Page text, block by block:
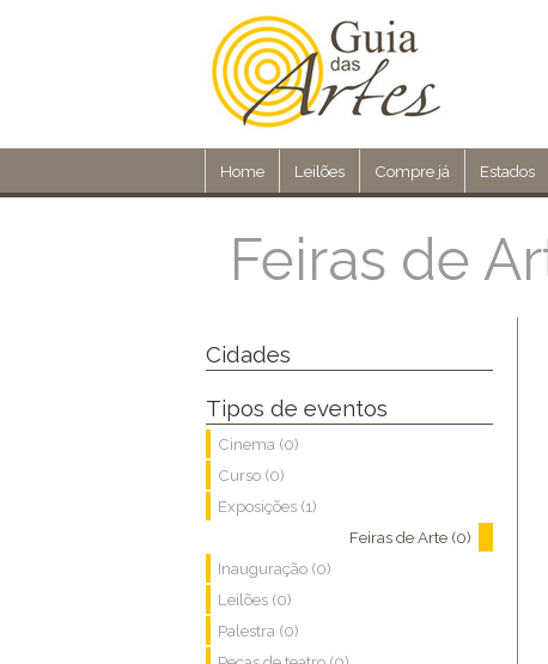
Home Leilões Compre já Estados
Feiras de
Cidades
Tipos de eventos
Cinema (0)
Curso (0)
Exposições (1)
Feiras de Arte (0)
Inauguração (0)
Leilões (0)
Palestra (0)